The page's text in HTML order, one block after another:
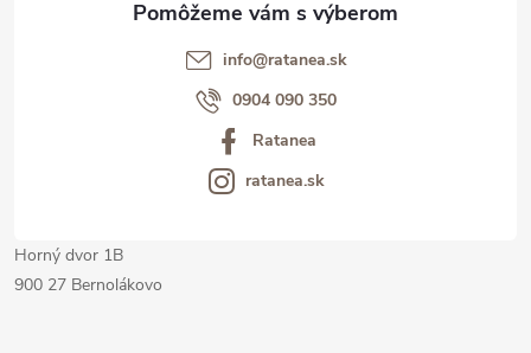
info@ratanea.sk
0904 090 350
Ratanea
ratanea.sk
Horný dvor 1B
900 27 Bernolákovo